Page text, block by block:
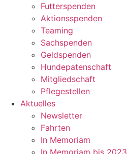
Futterspenden
Aktionsspenden
Teaming
Sachspenden
Geldspenden
Hundepatenschaft
Mitgliedschaft
Pflegestellen
Aktuelles
Newsletter
Fahrten
In Memoriam